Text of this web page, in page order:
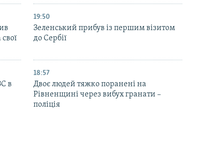
19:50
Зеленський прибув із першим візитом
до Сербії
в
18:57
Двоє людей тяжко поранені на
Рівненщині через вибух гранати –
поліція